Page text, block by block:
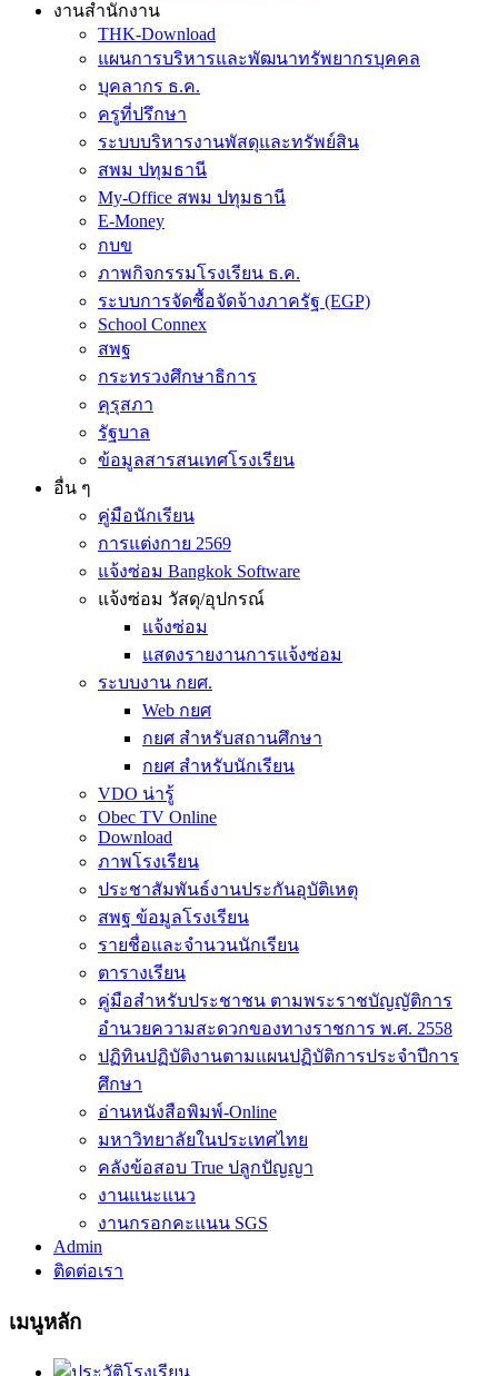
งานสำนักงาน
THK-Download
แผนการบริหารและพัฒนาทรัพยากรบุคคล
บุคลากร ธ.ค.
ครูที่ปรึกษา
ระบบบริหารงานพัสดุและทรัพย์สิน
สพม ปทุมธานี
My-Office สพม ปทุมธานี
E-Money
กบข
ภาพกิจกรรมโรงเรียน ธ.ค.
ระบบการจัดซื้อจัดจ้างภาครัฐ (EGP)
School Connex
สพฐ
กระทรวงศึกษาธิการ
คุรุสภา
รัฐบาล
ข้อมูลสารสนเทศโรงเรียน
อื่น ๆ
คู่มือนักเรียน
การแต่งกาย 2569
แจ้งซ่อม Bangkok Software
แจ้งซ่อม วัสดุ/อุปกรณ์
แจ้งซ่อม
แสดงรายงานการแจ้งซ่อม
ระบบงาน กยศ.
Web กยศ
กยศ สำหรับสถานศึกษา
กยศ สำหรับนักเรียน
VDO น่ารู้
Obec TV Online
Download
ภาพโรงเรียน
ประชาสัมพันธ์งานประกันอุบัติเหตุ
สพฐ ข้อมูลโรงเรียน
รายชื่อและจำนวนนักเรียน
ตารางเรียน
คู่มือสำหรับประชาชน ตามพระราชบัญญัติการ
อำนวยความสะดวกของทางราชการ พ.ศ. 2558
ปฏิทินปฏิบัติงานตามแผนปฏิบัติการประจำปีการ
ศึกษา
อ่านหนังสือพิมพ์-Online
มหาวิทยาลัยในประเทศไทย
คลังข้อสอบ True ปลูกปัญญา
งานแนะแนว
งานกรอกคะแนน SGS
Admin
ติดต่อเรา
เมนูหลัก